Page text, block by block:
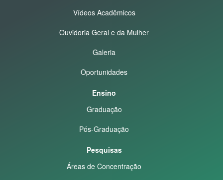
Vídeos Acadêmicos
Ouvidoria Geral e da Mulher
Galeria
Oportunidades
Ensino
Graduação
Pós-Graduação
Pesquisas
Áreas de Concentração